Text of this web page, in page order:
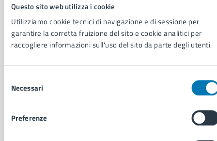
Questo sito web utilizza i cookie
Utilizziamo cookie tecnici di navigazione e di sessione per
garantire la corretta fruizione del sito e cookie analitici per
raccogliere informazioni sull'uso del sito da parte degli utenti.
delNecessari
Preferenze
Aree amministrative
Organi di governo
Municipalità
Uffici
Documenti e dati